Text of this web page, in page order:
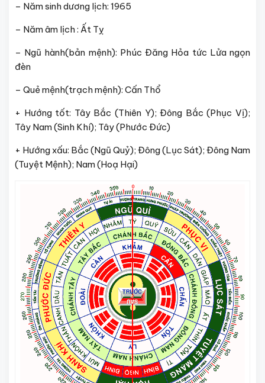
– Năm sinh dương lịch: 1965
– Năm âm lịch : Ất Tỵ
– Ngũ hành(bản mệnh): Phúc Đăng Hỏa tức Lửa ngọn
đèn
– Quẻ mệnh(trạch mệnh): Cấn Thổ
+ Hướng tốt: Tây Bắc (Thiên Y); Đông Bắc (Phục Vị);
Tây Nam (Sinh Khí); Tây (Phước Đức)
+ Hướng xấu: Bắc (Ngũ Quỷ); Đông (Lục Sát); Đông Nam
(Tuyệt Mệnh); Nam (Hoạ Hại)